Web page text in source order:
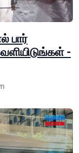
பார்
-